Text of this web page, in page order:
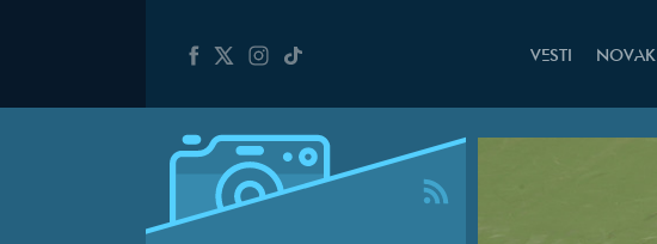
VESTI NOVAK